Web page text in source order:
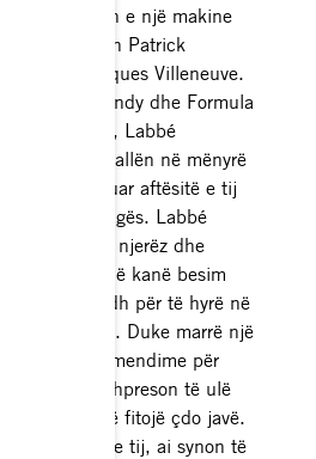
në timonin e një makine
e tij ishin Patrick
dhe Jacques Villeneuve.
në Formula Indy dhe Formula
për të pasurit, Labbé
Ai ngjiti shkallën në mënyrë
demonstruar aftësitë e tij
shkallë të rrugës. Labbé
veten me njerëz dhe
në Quebec që kanë besim
e tij të madh për të hyrë në
NASCAR. Duke marrë një
të zhytur në mendime për
Labbé shpreson të ulë
atë të fitojë çdo javë.
në listën e tij, ai synon të